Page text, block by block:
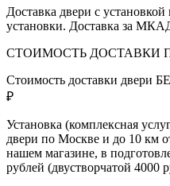
Доставка двери с
установки. Доставка за
СТОИМОСТЬ ДОСТАВКИ
Стоимость доставки двери
₽
Установка (комплексная
двери по Москве и до 10 км
нашем магазине, в
рублей (двустворчатой 4000